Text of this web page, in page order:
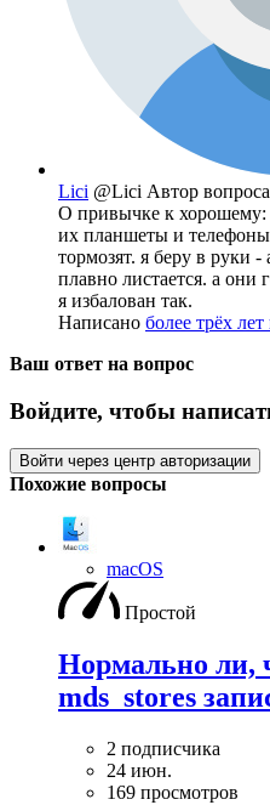
Lici @Lici Автор вопроса
О привычке к хорошему:
их планшеты и
тормозят. я беру в руки
плавно листается. а они
я избалован так.
Написано более трёх лет
Ваш ответ на вопрос
Войдите, чтобы
Войти через центр авторизации
Похожие вопросы
macOS
Простой
Нормально ли,
mds_stores
2 подписчика
24 июн.
169 просмотров